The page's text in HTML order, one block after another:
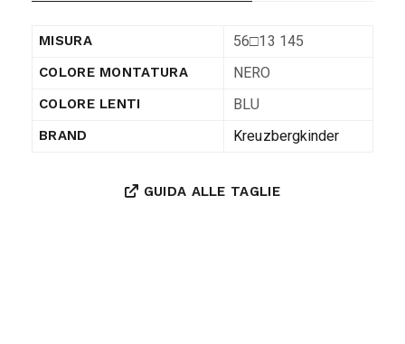
MISURA 56□13 145
COLORE MONTATURA NERO
COLORE LENTI BLU
BRAND Kreuzbergkinder
GUIDA ALLE TAGLIE